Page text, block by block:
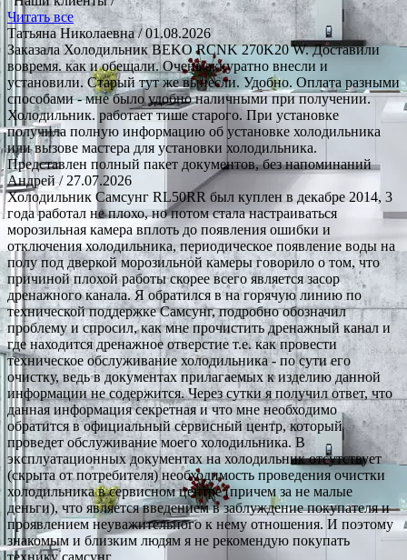
Читать все
Татьяна Николаевна/ 01.08.2026
Заказала Холодильник BEKO RCNK 270K20 W. Доставили
вовремя. как и обещали. Очень аккуратно внесли и
установили. Старый тут же вынесли. Удобно. Оплата разными
способами - мне было удобно наличными при получении.
Холодильник. работает тише старого. При установке
получила полную информацию об установке холодильника
или вызове мастера для установки холодильника.
Представлен полный пакет документов, без напоминаний
Андрей/ 27.07.2026
Холодильник Самсунг RL50RR был куплен в декабре 2014, 3
года работал не плохо, но потом стала настраиваться
морозильная камера вплоть до появления ошибки и
отключения холодильника, периодическое появление воды на
полу под дверкой морозильной камеры говорило о том, что
причиной плохой работы скорее всего является засор
дренажного канала. Я обратился в на горячую линию по
технической поддержке Самсунг, подробно обозначил
проблему и спросил, как мне прочистить дренажный канал и
где находится дренажное отверстие т.е. как провести
техническое обслуживание холодильника - по сути его
очистку, ведь в документах прилагаемых к изделию данной
информации не содержится. Через сутки я получил ответ, что
данная информация секретная и что мне необходимо
обратится в официальный сервисный центр, который
проведет обслуживание моего холодильника. В
эксплуатационных документах на холодильник отсутствует
(скрыта от потребителя) необходимость проведения очистки
холодильника в сервисном центре (причем за не малые
деньги), что является введением в заблуждение покупателя и
проявлением неуважительного к нему отношения. И поэтому
знакомым и близким людям я не рекомендую покупать
технику самсунг.